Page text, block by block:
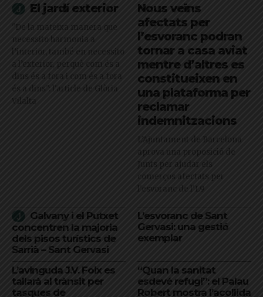
El jardí exterior
"De la mateixa manera que
necessito harmonia a
l’interior, també en necessito
a l’exterior, perquè com és a
dins és a fora i com és a fora
és a dins": l'article de Glòria
Vilalta
Nous veïns
afectats per
l’esvoranc podran
tornar a casa aviat
mentre d’altres es
constitueixen en
una plataforma per
reclamar
indemnitzacions
L’Ajuntament de Barcelona
aprova una proposició de
Junts per ajudar els
comerços afectats per
l'esvoranc de l'L9
Galvany i el Putxet
concentren la majoria
dels pisos turístics de
Sarrià – Sant Gervasi
L’esvoranc de Sant
Gervasi: una gestió
exemplar
L’avinguda J.V. Foix es
tallarà al trànsit per
tasques de
“Quan la sanitat
esdevé refugi”: el Palau
Robert mostra l’acollida